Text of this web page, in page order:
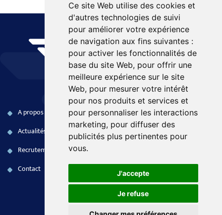
Ce site Web utilise des cookies et
d'autres technologies de suivi
pour améliorer votre expérience
de navigation aux fins suivantes :
pour activer les fonctionnalités de
base du site Web, pour offrir une
meilleure expérience sur le site
Web, pour mesurer votre intérêt
pour nos produits et services et
pour personnaliser les interactions
marketing, pour diffuser des
publicités plus pertinentes pour
vous.
J'accepte
Je refuse
A propos
Actualités
Recrutement
Contact
Produits COTS
Systèmes embarqués
Electronique FPGA
Services aux opérations
Naval
Terrestre
Civil
MENTIONS LÉGALES